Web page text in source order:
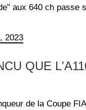
aux 640 ch passe
2023
QUE
de la Coupe